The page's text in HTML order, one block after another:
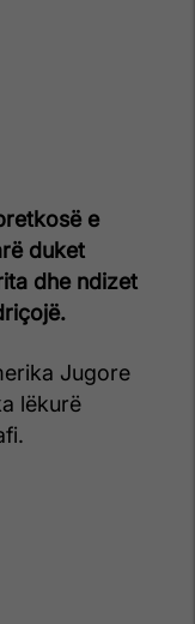
e
duket
dhe ndizet
Jugore
lëkurë